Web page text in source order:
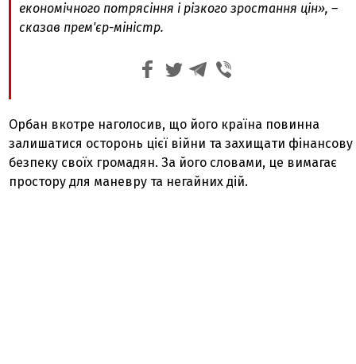
економічного потрясіння і різкого зростання цін», –
сказав прем'єр-міністр.
Орбан вкотре наголосив, що його країна повинна
залишатися осторонь цієї війни та захищати фінансову
безпеку своїх громадян. За його словами, це вимагає
простору для маневру та негайних дій.